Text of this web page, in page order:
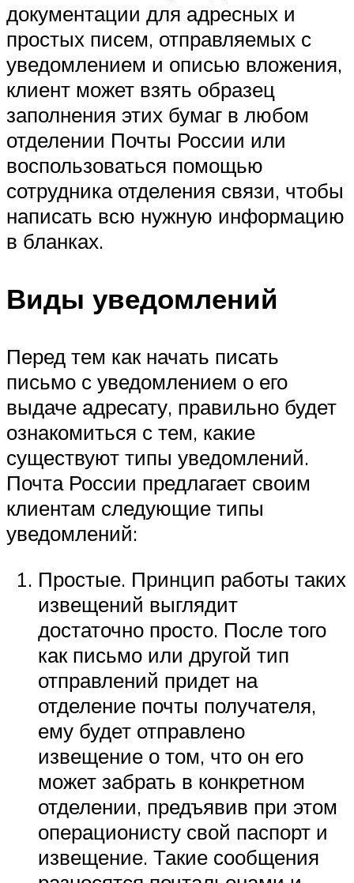
документации для адресных и
простых писем, отправляемых с
уведомлением и описью вложения,
клиент может взять образец
заполнения этих бумаг в любом
отделении Почты России или
воспользоваться помощью
сотрудника отделения связи, чтобы
написать всю нужную информацию
в бланках.
Виды уведомлений
Перед тем как начать писать
письмо с уведомлением о его
выдаче адресату, правильно будет
ознакомиться с тем, какие
существуют типы уведомлений.
Почта России предлагает своим
клиентам следующие типы
уведомлений:
Простые. Принцип работы таких
извещений выглядит
достаточно просто. После того
как письмо или другой тип
отправлений придет на
отделение почты получателя,
ему будет отправлено
извещение о том, что он его
может забрать в конкретном
отделении, предъявив при этом
операционисту свой паспорт и
извещение. Такие сообщения